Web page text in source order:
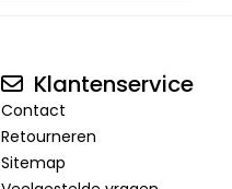
Klantenservice
Contact
Retourneren
Sitemap